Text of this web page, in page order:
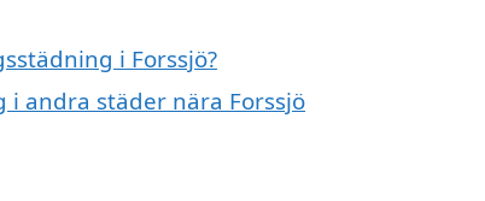
i Forssjö?
i andra städer nära Forssjö